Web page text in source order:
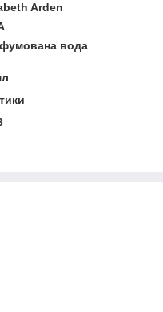
Arden
вода